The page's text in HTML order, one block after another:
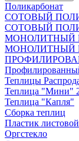
Поликарбонат
СОТОВЫЙ
СОТОВЫЙ
МОНОЛИТНЫЙ
МОНОЛИТНЫЙ
Теплицы
Теплица "Мини"
Теплица "Капля"
Сборка теплиц
Пластик листовой
Оргстекло